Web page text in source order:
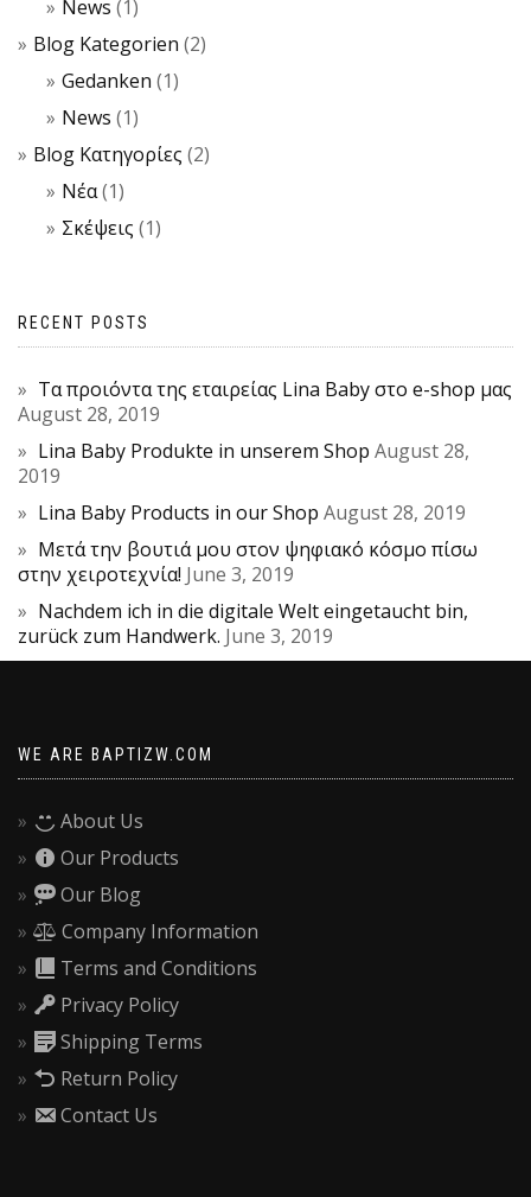
News (1)
Blog Kategorien (2)
Gedanken (1)
News (1)
Blog Κατηγορίες (2)
Νέα(1)
Σκέψεις (1)
RECENT POSTS
Τα προιόντα της εταιρείας Lina Baby στο e-shop μας
August 28, 2019
Lina Baby Produkte in unserem Shop August 28,
2019
Lina Baby Products in our Shop August 28, 2019
Μετά την βουτιά μου στον ψηφιακό κόσμο πίσω
στην χειροτεχνία! June 3, 2019
Nachdem ich in die digitale Welt eingetaucht bin,
zurück zum Handwerk. June 3, 2019
WE ARE BAPTIZW.COM
About Us
Our Products
Our Blog
Company Information
Terms and Conditions
Privacy Policy
Shipping Terms
Return Policy
Contact Us